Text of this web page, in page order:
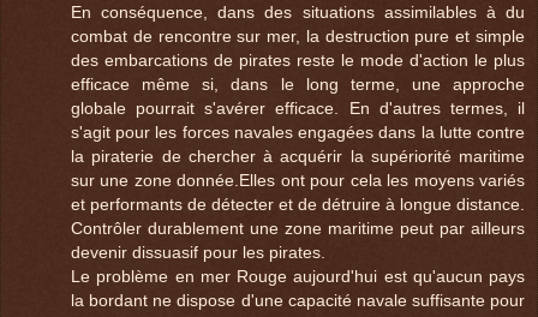
En conséquence, dans des situations assimilables à du
combat de rencontre sur mer, la destruction pure et simple
des embarcations de pirates reste le mode d'action le plus
efficace même si, dans le long terme, une approche
globale pourrait s'avérer efficace. En d'autres termes, il
s'agit pour les forces navales engagées dans la lutte contre
la piraterie de chercher à acquérir la supériorité maritime
sur une zone donnée.Elles ont pour cela les moyens variés
et performants de détecter et de détruire à longue distance.
Contrôler durablement une zone maritime peut par ailleurs
devenir dissuasif pour les pirates.
Le problème en mer Rouge aujourd'hui est qu'aucun pays
la bordant ne dispose d'une capacité navale suffisante pour